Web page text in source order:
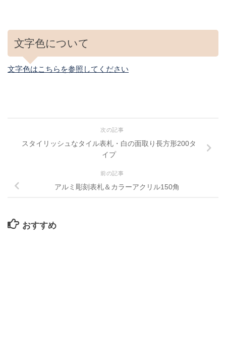
文字色について
文字色はこちらを参照してください
次の記事
スタイリッシュなタイル表札・白の面取り長方形200タ
イプ
前の記事
アルミ彫刻表札＆カラーアクリル150角
おすすめ